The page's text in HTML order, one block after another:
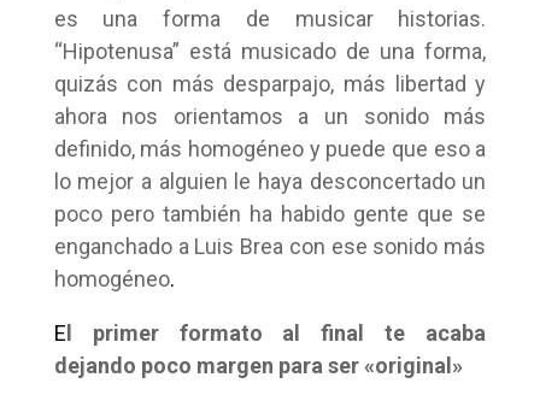
es una forma de musicar historias.
“Hipotenusa” está musicado de una forma,
quizás con más desparpajo, más libertad y
ahora nos orientamos a un sonido más
definido, más homogéneo y puede que eso a
lo mejor a alguien le haya desconcertado un
poco pero también ha habido gente que se
enganchado a Luis Brea con ese sonido más
homogéneo.
E l primer formato al final te acaba
dejando poco margen para ser «original»